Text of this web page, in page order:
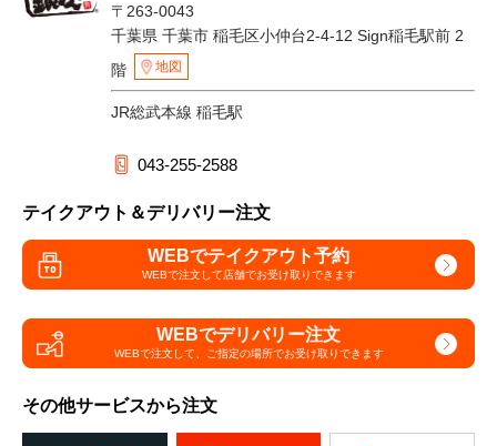
〒263-0043
千葉県 千葉市 稲毛区小仲台2-4-12 Sign稲毛駅前 2
階
地図
JR総武本線 稲毛駅
043-255-2588
テイクアウト＆デリバリー注文
WEBでテイクアウト予約
WEBで注文して店舗でお受け取りできます
WEBでデリバリー注文
WEBで注文して、 ご指定の場所でお受け取りできます
その他サービスから注文